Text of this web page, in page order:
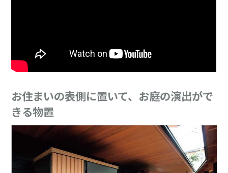
お住まいの表側に置いて、お庭の演出がで
きる物置